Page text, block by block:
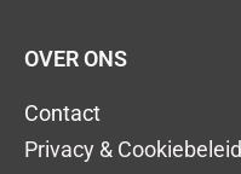
OVER ONS
Contact
Privacy & Cookiebeleid